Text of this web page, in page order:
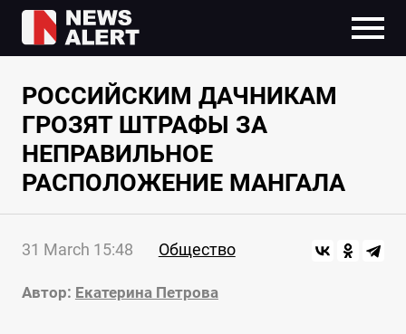
РОССИЙСКИМ ДАЧНИКАМ
ГРОЗЯТ ШТРАФЫ ЗА
НЕПРАВИЛЬНОЕ
РАСПОЛОЖЕНИЕ МАНГАЛА
31 March 15:48 Общество
Автор: Екатерина Петрова